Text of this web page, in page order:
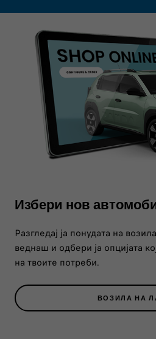
Избери нов
Разгледај ја понудата на
веднаш и одбери ја опцијата
на твоите потреби.
ВОЗИЛА НА